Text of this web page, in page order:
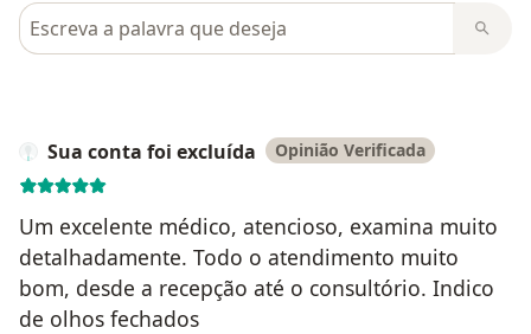
Pesquisar em opiniões
Sua conta foi excluída Opinião Verificada
Um excelente médico, atencioso, examina muito
detalhadamente. Todo o atendimento muito
bom, desde a recepção até o consultório. Indico
de olhos fechados